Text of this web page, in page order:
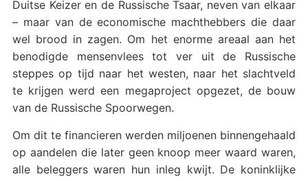
Duitse Keizer en de Russische Tsaar, neven van elkaar
– maar van de economische machthebbers die daar
wel brood in zagen. Om het enorme areaal aan het
benodigde mensenvlees tot ver uit de Russische
steppes op tijd naar het westen, naar het slachtveld
te krijgen werd een megaproject opgezet, de bouw
van de Russische Spoorwegen.
Om dit te financieren werden miljoenen binnengehaald
op aandelen die later geen knoop meer waard waren,
alle beleggers waren hun inleg kwijt. De koninklijke